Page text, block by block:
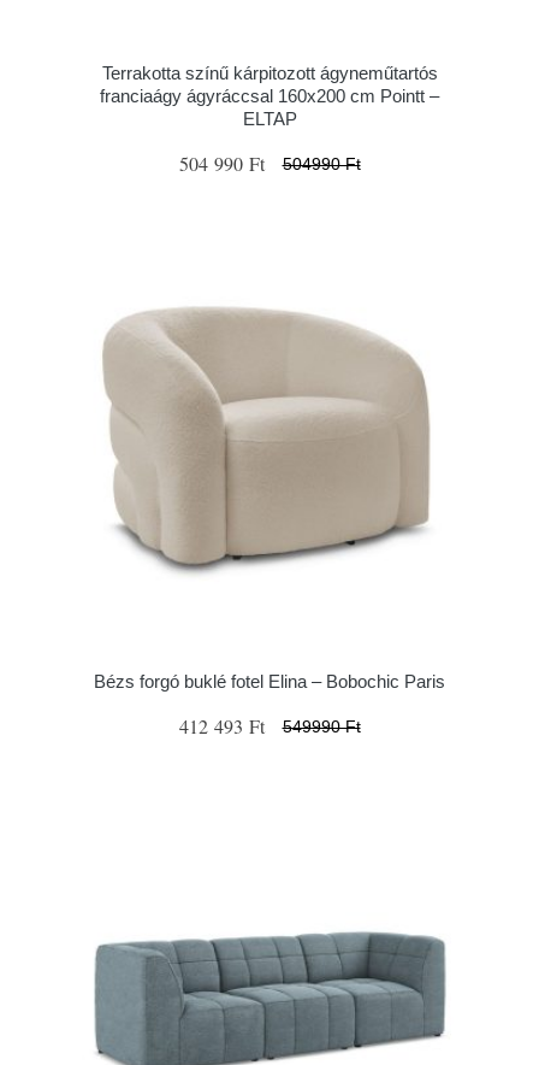
Terrakotta színű kárpitozott ágyneműtartós
franciaágy ágyráccsal 160x200 cm Pointt –
ELTAP
504 990 Ft 504990 Ft
Bézs forgó buklé fotel Elina – Bobochic Paris
412 493 Ft 549990 Ft